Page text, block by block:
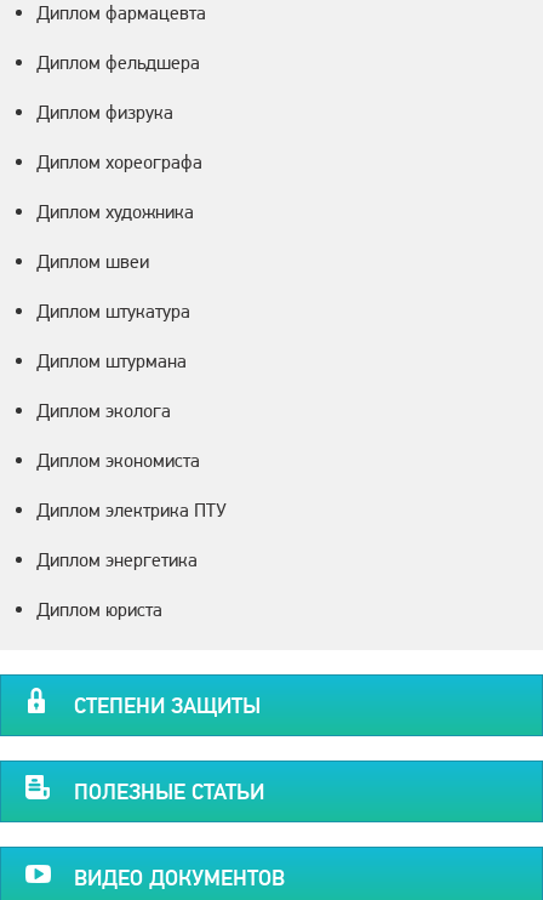
Диплом фармацевта
Диплом фельдшера
Диплом физрука
Диплом хореографа
Диплом художника
Диплом швеи
Диплом штукатура
Диплом штурмана
Диплом эколога
Диплом экономиста
Диплом электрика ПТУ
Диплом энергетика
Диплом юриста
СТЕПЕНИ ЗАЩИТЫ
ПОЛЕЗНЫЕ СТАТЬИ
ВИДЕО ДОКУМЕНТОВ